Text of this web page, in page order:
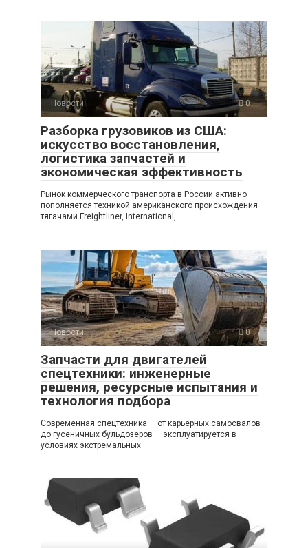
Новости 0
Разборка грузовиков из США:
искусство восстановления,
логистика запчастей и
экономическая эффективность
Рынок коммерческого транспорта в России активно
пополняется техникой американского происхождения —
тягачами Freightliner, International,
Новости 0
Запчасти для двигателей
спецтехники: инженерные
решения, ресурсные испытания и
технология подбора
Современная спецтехника — от карьерных самосвалов
до гусеничных бульдозеров — эксплуатируется в
условиях экстремальных